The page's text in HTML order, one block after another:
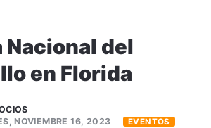
Nacional del
en Florida
NOVIEMBRE 16, 2023
EVENTOS